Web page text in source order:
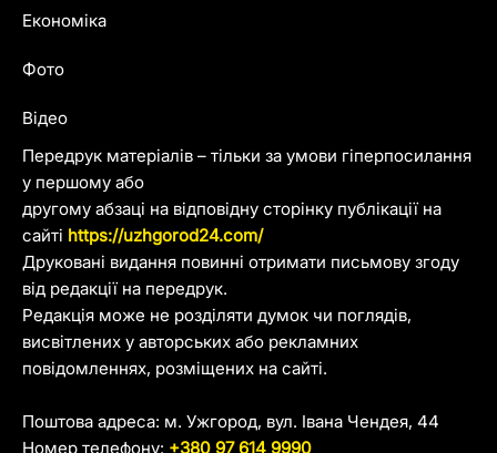
Передрук матеріалів – тільки за умови гіперпосилання
у першому або
другому абзаці на відповідну сторінку публікації на
сайті https://uzhgorod24.com/
Друковані видання повинні отримати письмову згоду
від редакції на передрук.
Редакція може не розділяти думок чи поглядів,
висвітлених у авторських або рекламних
повідомленнях, розміщених на сайті.
Поштова адреса: м. Ужгород, вул. Івана Чендея, 44
Номер телефону: +380 97 614 9990
Економіка
Фото
Відео